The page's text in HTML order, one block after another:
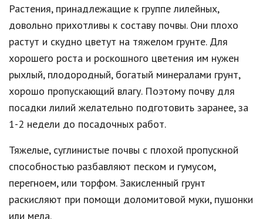
Растения, принадлежащие к группе лилейных,
довольно прихотливы к составу почвы. Они плохо
растут и скудно цветут на тяжелом грунте. Для
хорошего роста и роскошного цветения им нужен
рыхлый, плодородный, богатый минералами грунт,
хорошо пропускающий влагу. Поэтому почву для
посадки лилий желательно подготовить заранее, за
1-2 недели до посадочных работ.
Тяжелые, суглинистые почвы с плохой пропускной
способностью разбавляют песком и гумусом,
перегноем, или торфом. Закисленный грунт
раскисляют при помощи доломитовой муки, пушонки
или мела.